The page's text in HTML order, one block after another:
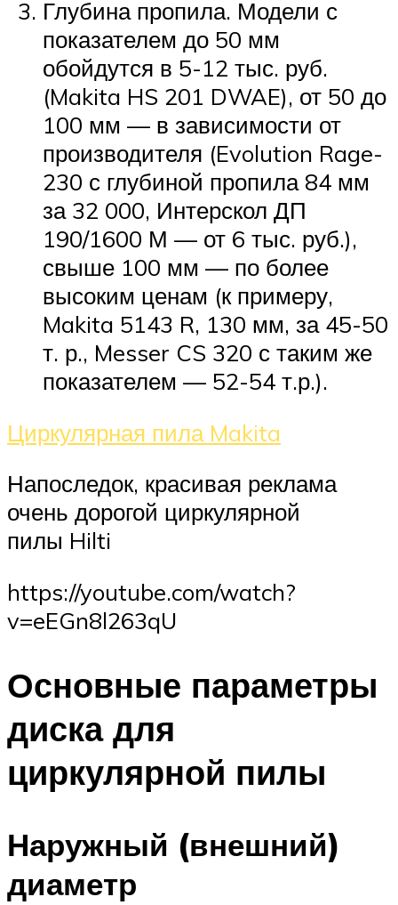
Глубина пропила. Модели с
показателем до 50 мм
обойдутся в 5-12 тыс. руб.
(Makita HS 201 DWAE), от 50 до
100 мм — в зависимости от
производителя (Evolution Rage-
230 с глубиной пропила 84 мм
за 32 000, Интерскол ДП
190/1600 М — от 6 тыс. руб.),
свыше 100 мм — по более
высоким ценам (к примеру,
Makita 5143 R, 130 мм, за 45-50
т. р., Messer CS 320 с таким же
показателем — 52-54 т.р.).
Циркулярная пила Makita
Напоследок, красивая реклама
очень дорогой циркулярной
пилы Hilti
https://youtube.com/watch?
v=eEGn8l263qU
Основные параметры
диска для
циркулярной пилы
Наружный (внешний)
диаметр